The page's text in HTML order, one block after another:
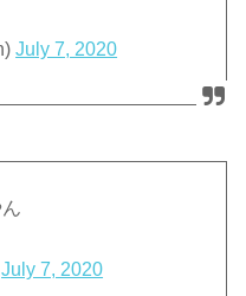
July 7, 2020
July 7, 2020